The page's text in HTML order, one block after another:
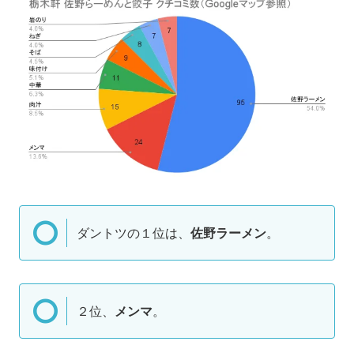
ダントツの１位は、 佐野ラーメン。
２位、 メンマ。